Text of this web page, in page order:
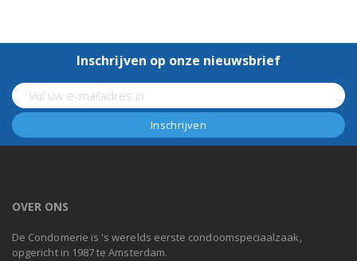
Inschrijven op onze nieuwsbrief
OVER ONS
De Condomerie is 's werelds eerste condoomspeciaalzaak,
opgericht in 1987 te Amsterdam.